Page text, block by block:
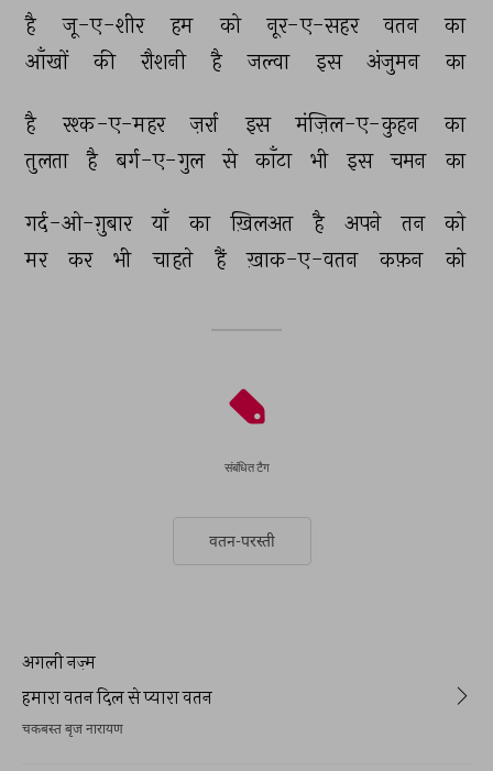
है जू-ए-शीर हम को नूर-ए-सहर वतन
का
आँखों
की रौशनी है जल्वा इस अंजुमन का
है रश्क-ए-महर ज़र्रा इस मंज़िल-ए-कुहन
का
तुलता
है बर्ग-ए-गुल से काँटा भी इस चमन का
गर्द-ओ-ग़ुबार याँ का ख़िलअत है अपने तन
को
मर
कर भी चाहते हैं ख़ाक-ए-वतन कफ़न को
संबंधित टैग
वतन-परस्ती
अगली नज़्म
हमारा वतन दिल से प्यारा वतन
चकबस्त बृज नारायण